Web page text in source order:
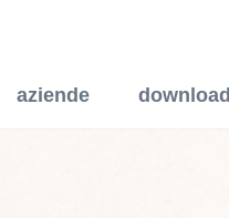
aziende download